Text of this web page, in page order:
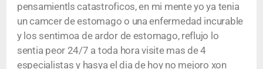
pensamientls catastroficos, en mi mente yo ya tenia
un camcer de estomago o una enfermedad incurable
y los sentimoa de ardor de estomago, reflujo lo
sentia peor 24/7 a toda hora visite mas de 4
especialistas y hasya el dia de hoy no mejoro xon